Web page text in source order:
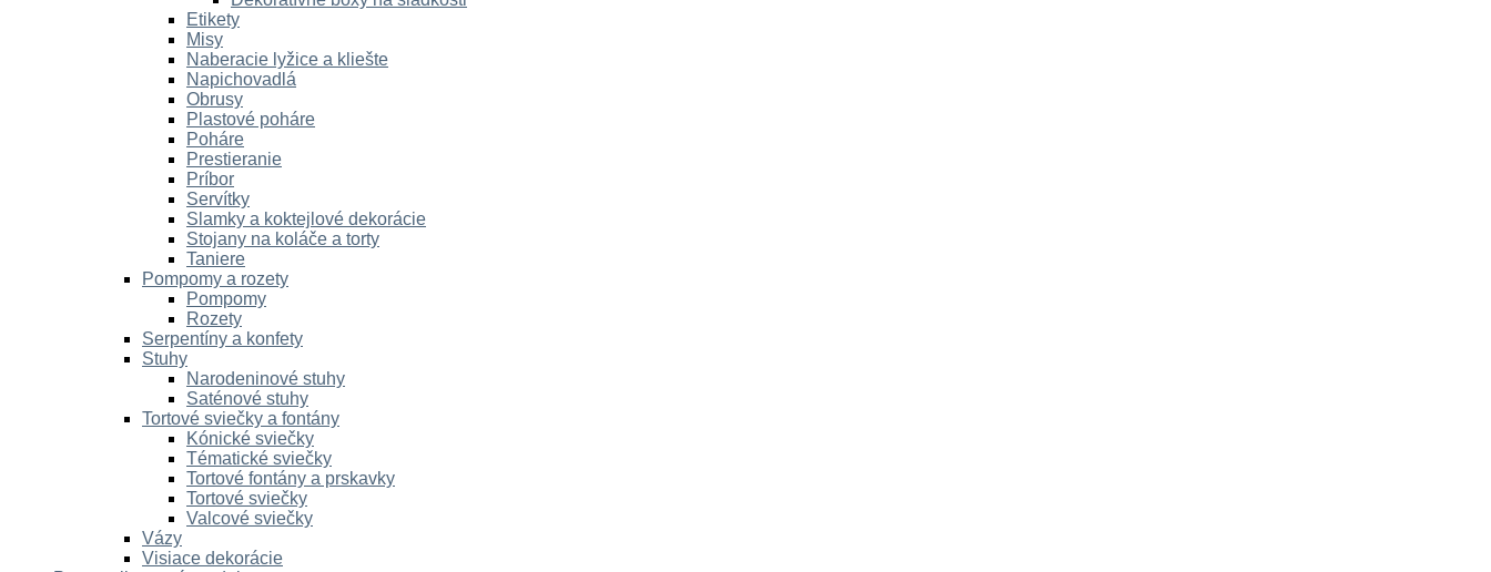
Etikety
Misy
Naberacie lyžice a kliešte
Napichovadlá
Obrusy
Plastové poháre
Poháre
Prestieranie
Príbor
Servítky
Slamky a koktejlové dekorácie
Stojany na koláče a torty
Taniere
Pompomy a rozety
Pompomy
Rozety
Serpentíny a konfety
Stuhy
Narodeninové stuhy
Saténové stuhy
Tortové sviečky a fontány
Kónické sviečky
Tématické sviečky
Tortové fontány a prskavky
Tortové sviečky
Valcové sviečky
Vázy
Visiace dekorácie